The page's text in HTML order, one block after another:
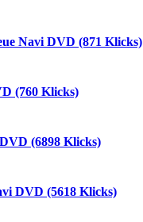
Navi DVD (871 Klicks)
(760 Klicks)
(6898 Klicks)
DVD (5618 Klicks)